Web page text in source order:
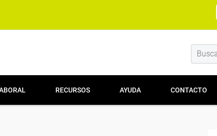
RECURSOS AYUDA CONTACTO